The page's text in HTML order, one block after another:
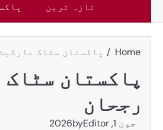
تازہ ترین
Home پاکستان سٹاک
پاکستان
رجحان
جون 1, 2026 byEditor